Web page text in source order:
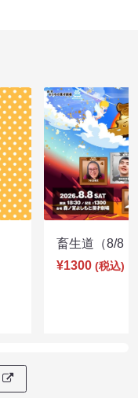
畜生道（8/8
¥1300 (税込)